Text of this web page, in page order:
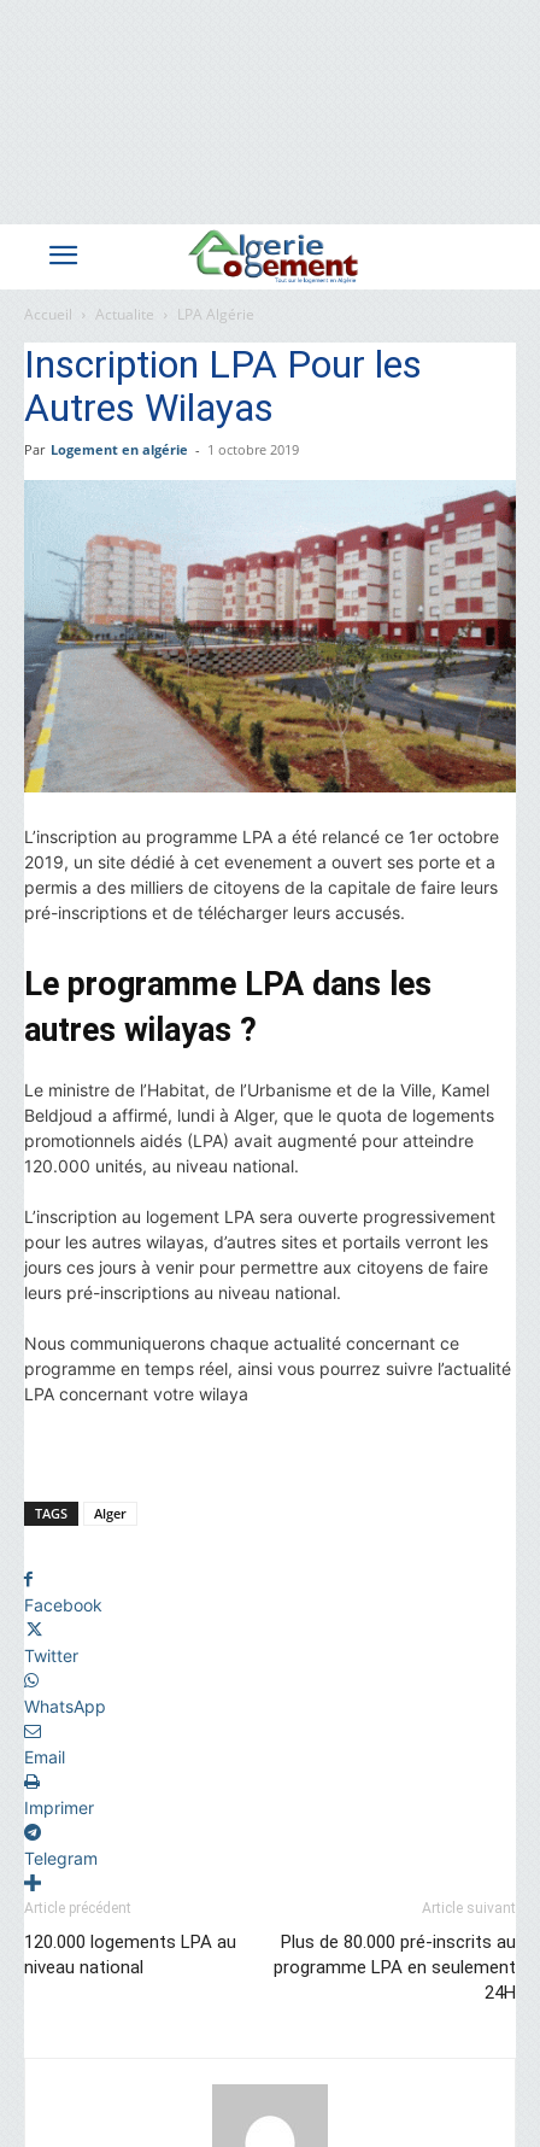
Accueil Actualite LPA Algérie
Inscription LPA Pour les
Autres Wilayas
Par Logement en algérie - 1 octobre 2019
L’inscription au programme LPA a été relancé ce 1er octobre
2019, un site dédié à cet evenement a ouvert ses porte et a
permis a des milliers de citoyens de la capitale de faire leurs
pré-inscriptions et de télécharger leurs accusés.
Le programme LPA dans les
autres wilayas ?
Le ministre de l’Habitat, de l’Urbanisme et de la Ville, Kamel
Beldjoud a affirmé, lundi à Alger, que le quota de logements
promotionnels aidés (LPA) avait augmenté pour atteindre
120.000 unités, au niveau national.
L’inscription au logement LPA sera ouverte progressivement
pour les autres wilayas, d’autres sites et portails verront les
jours ces jours à venir pour permettre aux citoyens de faire
leurs pré-inscriptions au niveau national.
Nous communiquerons chaque actualité concernant ce
programme en temps réel, ainsi vous pourrez suivre l’actualité
LPA concernant votre wilaya
TAGS Alger
Facebook
Twitter
WhatsApp
Email
Imprimer
Telegram
Article précédent
120.000 logements LPA au
niveau national
Article suivant
Plus de 80.000 pré-inscrits au
programme LPA en seulement
24H